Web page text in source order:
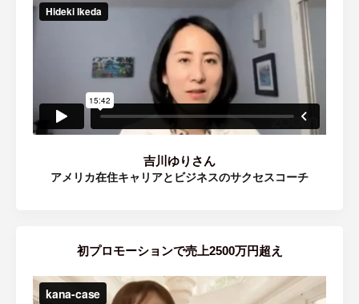
吉川ゆりさん
アメリカ在住キャリアとビジネスのサクセスコーチ
初プロモーションで売上2500万円超え